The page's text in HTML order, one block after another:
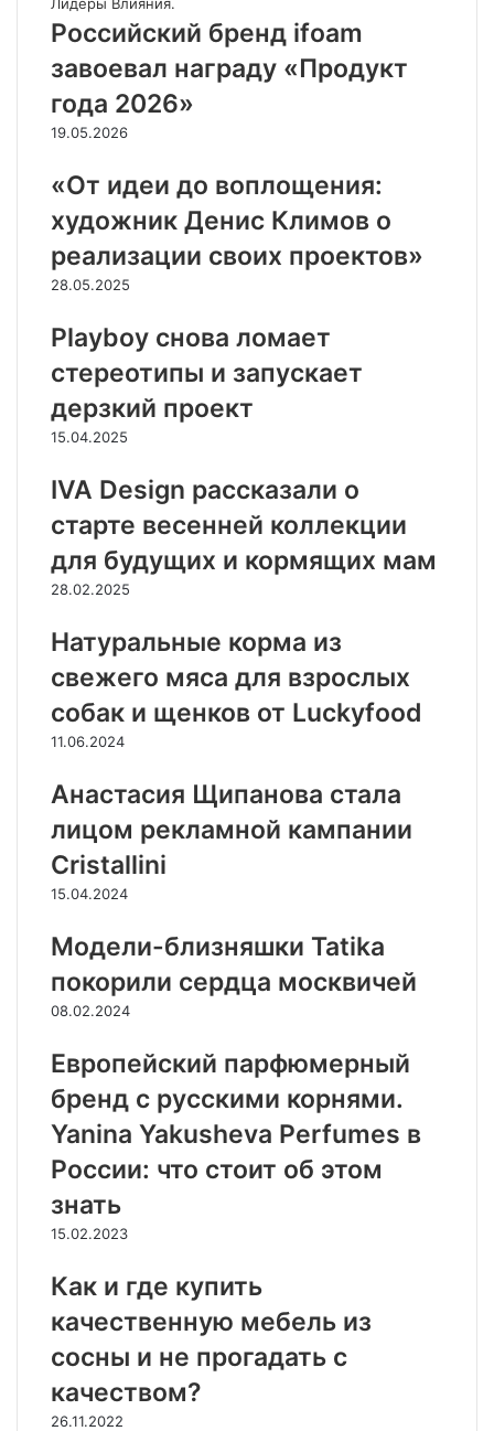
Российский бренд ifoam
завоевал награду «Продукт
года 2026»
19.05.2026
«От идеи до воплощения:
художник Денис Климов о
реализации своих проектов»
28.05.2025
Playboy снова ломает
стереотипы и запускает
дерзкий проект
15.04.2025
IVA Design рассказали о
старте весенней коллекции
для будущих и кормящих мам
28.02.2025
Натуральные корма из
свежего мяса для взрослых
собак и щенков от Luckyfood
11.06.2024
Анастасия Щипанова стала
лицом рекламной кампании
Cristallini
15.04.2024
Модели-близняшки Tatika
покорили сердца москвичей
08.02.2024
Европейский парфюмерный
бренд с русскими корнями.
Yanina Yakusheva Perfumes в
России: что стоит об этом
знать
15.02.2023
Как и где купить
качественную мебель из
сосны и не прогадать с
качеством?
26.11.2022